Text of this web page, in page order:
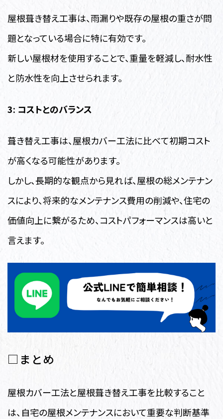
屋根葺き替え工事は、雨漏りや既存の屋根の重さが問
題となっている場合に特に有効です。
新しい屋根材を使用することで、重量を軽減し、耐水性
と防水性を向上させられます。
3: コストとのバランス
葺き替え工事は、屋根カバー工法に比べて初期コスト
が高くなる可能性があります。
しかし、長期的な観点から見れば、屋根の総メンテナン
スにより、将来的なメンテナンス費用の削減や、住宅の
価値向上に繋がるため、コストパフォーマンスは高いと
言えます。
□まとめ
屋根カバー工法と屋根葺き替え工事を比較すること
は、自宅の屋根メンテナンスにおいて重要な判断基準